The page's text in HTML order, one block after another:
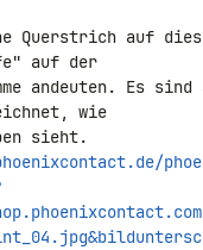
Querstrich auf
auf der
andeuten. Es
wie